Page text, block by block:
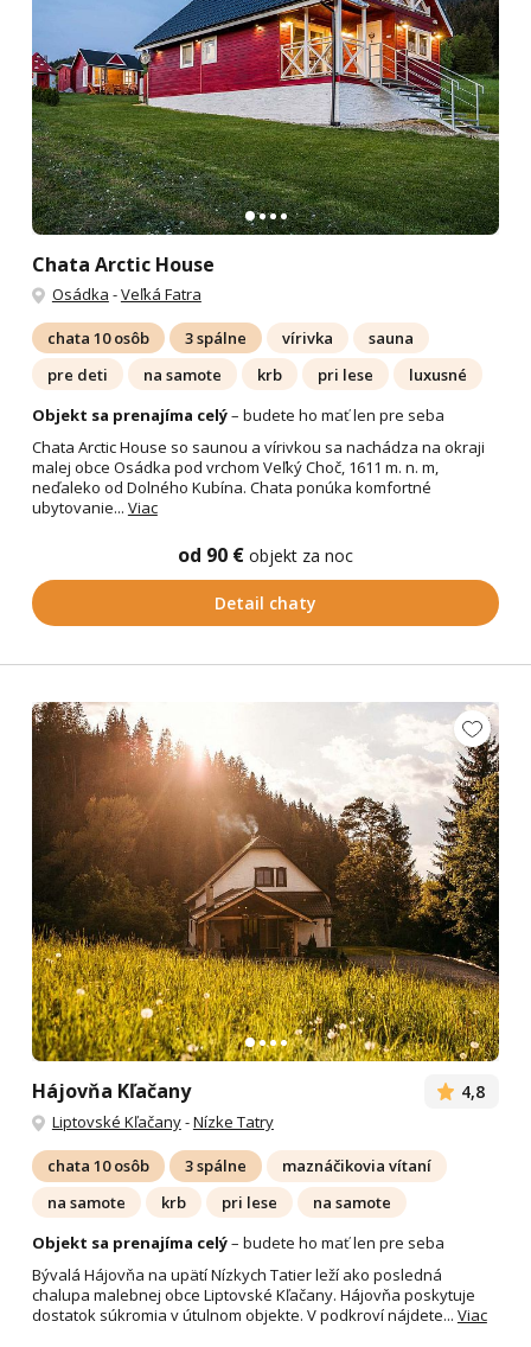
Chata Arctic House
Osádka -Veľká Fatra
chata 10 osôb 3 spálne vírivka
sauna
pre deti
na samote krb pri lese
luxusné
Objekt sa prenajíma celý– budete ho mať len pre seba
Chata Arctic House so saunou a vírivkou sa nachádza na okraji
malej obce Osádka pod vrchom Veľký Choč, 1611 m. n. m,
neďaleko od Dolného Kubína. Chata ponúka komfortné
ubytovanie... Viac
od 90 € objekt za noc
Detail chaty
Hájovňa Kľačany 4,8
Liptovské Kľačany-Nízke Tatry
chata 10 osôb 3 spálne
maznáčikovia vítaní
na samote
krb pri lese
na samote
Objekt sa prenajíma celý– budete ho mať len pre seba
Bývalá Hájovňa na upätí Nízkych Tatier leží ako posledná
chalupa malebnej obce Liptovské Kľačany. Hájovňa poskytuje
dostatok súkromia v útulnom objekte. V podkroví nájdete... Viac